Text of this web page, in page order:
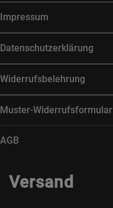
Impressum
Datenschutzerklärung
Widerrufsbelehrung
Muster-Widerrufsformular
AGB
Versand